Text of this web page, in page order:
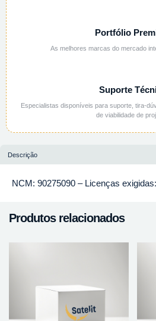
Portfólio
As melhores marcas do mercado
Suporte
Especialistas disponíveis para suporte, tira-
de viabilidade de
Descrição
NCM: 90275090 – Licenças
Produtos relacionados